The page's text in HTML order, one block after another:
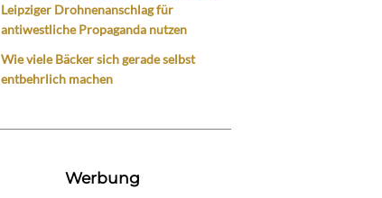
Leipziger Drohnenanschlag für
antiwestliche Propaganda nutzen
Wie viele Bäcker sich gerade selbst
entbehrlich machen
Werbung